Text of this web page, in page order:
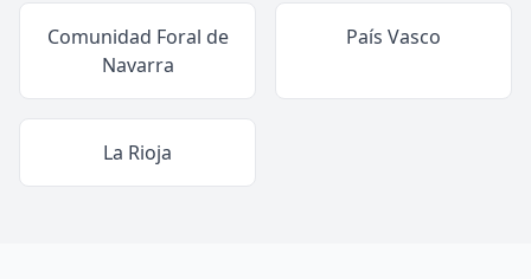
Comunidad Foral de
Navarra
País Vasco
La Rioja